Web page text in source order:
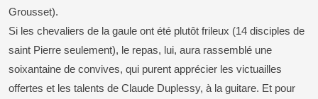
Grousset).
Si les chevaliers de la gaule ont été plutôt frileux (14 disciples de
saint Pierre seulement), le repas, lui, aura rassemblé une
soixantaine de convives, qui purent apprécier les victuailles
offertes et les talents de Claude Duplessy, à la guitare. Et pour